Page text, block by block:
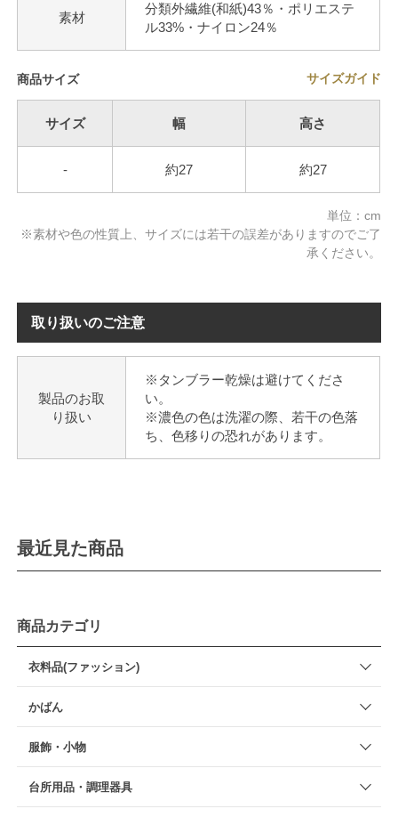
素材
分類外繊維(和紙)43％・ポリエステ
ル33%・ナイロン24％
商品サイズ サイズガイド
サイズ 幅 高さ
- 約27 約27
単位：cm
※素材や色の性質上、サイズには若干の誤差がありますのでご了
承ください。
取り扱いのご注意
製品のお取
り扱い
※タンブラー乾燥は避けてくださ
い。
※濃色の色は洗濯の際、若干の色落
ち、色移りの恐れがあります。
最近見た商品
商品カテゴリ
衣料品(ファッション)
かばん
服飾・小物
台所用品・調理器具